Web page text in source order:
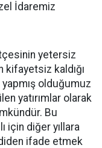
İdaremiz
yetersiz
kifayetsiz kaldığı
yapmış olduğumuz
yatırımlar olarak
Bu
için diğer yıllara
ifade etmek